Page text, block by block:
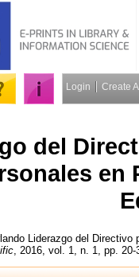
Login Create
del
en
Liderazgo del Directivo
, 2016, vol. 1, n. 1, pp.